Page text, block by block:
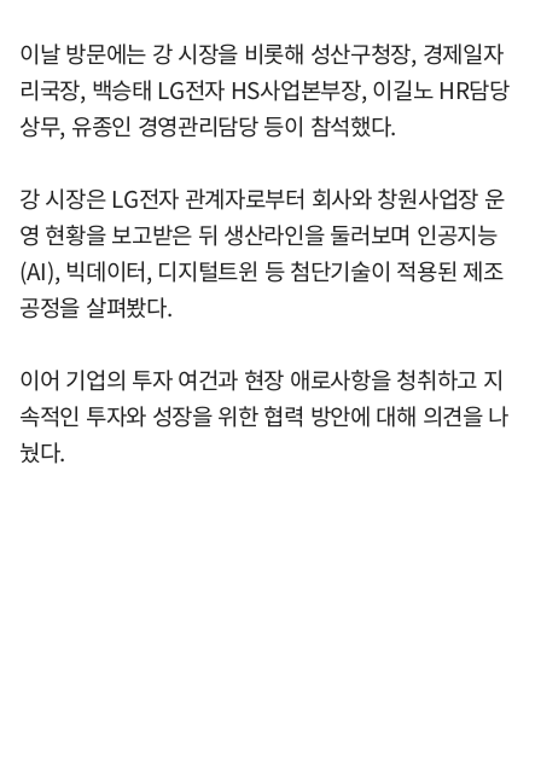
이날 방문에는 강 시장을 비롯해 성산구청장, 경제일자
리국장, 백승태 LG전자 HS사업본부장, 이길노 HR담당
상무, 유종인 경영관리담당 등이 참석했다.
강 시장은 LG전자 관계자로부터 회사와 창원사업장 운
영 현황을 보고받은 뒤 생산라인을 둘러보며 인공지능
(AI), 빅데이터, 디지털트윈 등 첨단기술이 적용된 제조
공정을 살펴봤다.
이어 기업의 투자 여건과 현장 애로사항을 청취하고 지
속적인 투자와 성장을 위한 협력 방안에 대해 의견을 나
눴다.